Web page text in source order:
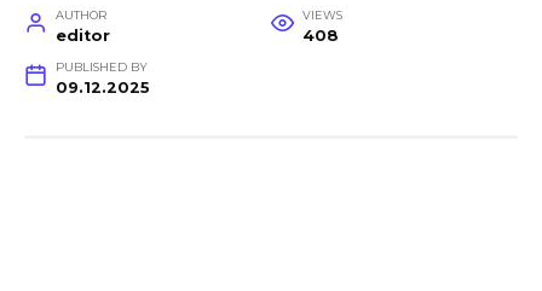
AUTHOR
editor
VIEWS
408
PUBLISHED BY
09.12.2025